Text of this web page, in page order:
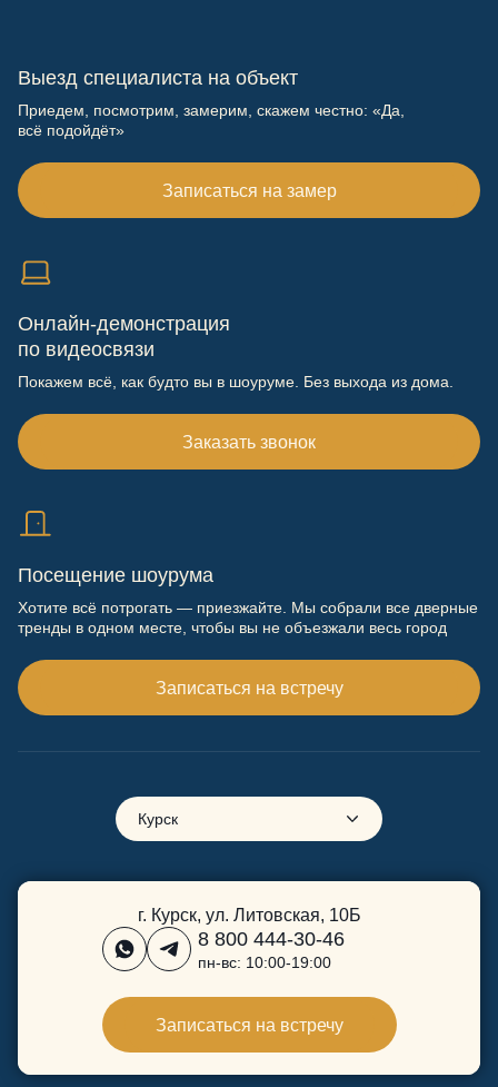
Выезд специалиста на объект
Приедем, посмотрим, замерим, скажем честно: «Да,
всё подойдёт»
Записаться на замер
Онлайн-демонстрация
по видеосвязи
Покажем всё, как будто вы в шоуруме. Без выхода из дома.
Заказать звонок
Посещение шоурума
Хотите всё потрогать — приезжайте. Мы собрали все дверные
тренды в одном месте, чтобы вы не объезжали весь город
Записаться на встречу
Курск
г. Курск, ул. Литовская, 10Б
8 800 444-30-46
пн-вс: 10:00-19:00
Записаться на встречу